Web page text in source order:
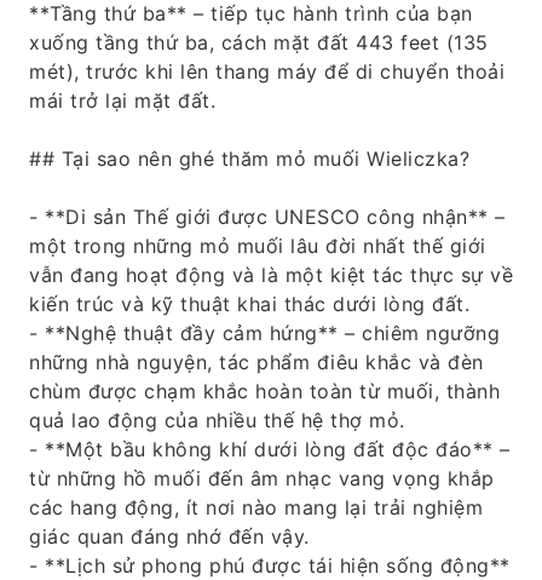
**Tầng thứ ba** – tiếp tục hành trình của bạn
xuống tầng thứ ba, cách mặt đất 443 feet (135
mét), trước khi lên thang máy để di chuyển thoải
mái trở lại mặt đất.
## Tại sao nên ghé thăm mỏ muối Wieliczka?
- **Di sản Thế giới được UNESCO công nhận** –
một trong những mỏ muối lâu đời nhất thế giới
vẫn đang hoạt động và là một kiệt tác thực sự về
kiến ​​trúc và kỹ thuật khai thác dưới lòng đất.
- **Nghệ thuật đầy cảm hứng** – chiêm ngưỡng
những nhà nguyện, tác phẩm điêu khắc và đèn
chùm được chạm khắc hoàn toàn từ muối, thành
quả lao động của nhiều thế hệ thợ mỏ.
- **Một bầu không khí dưới lòng đất độc đáo** –
từ những hồ muối đến âm nhạc vang vọng khắp
các hang động, ít nơi nào mang lại trải nghiệm
giác quan đáng nhớ đến vậy.
- **Lịch sử phong phú được tái hiện sống động**